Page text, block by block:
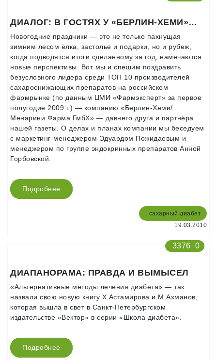
ДИАЛОГ: В ГОСТЯХ У «БЕРЛИН-ХЕМИ»…
Новогодние праздники — это не только пахнущая
зимним лесом ёлка, застолье и подарки, но и рубеж,
когда подводятся итоги сделанному за год, намечаются
новые перспективы. Вот мы и спешим поздравить
безусловного лидера среди ТОП 10 производителей
сахароснижающих препаратов на российском
фармрынке (по данным ЦМИ «Фармэксперт» за первое
полугодие 2009 г.) — компанию «Берлин-Хеми/
Менарини Фарма ГмбХ» — давнего друга и партнёра
нашей газеты. О делах и планах компании мы беседуем
с маркетинг-менеджером Эдуардом Пожидаевым и
менеджером по группе эндокринных препаратов Анной
Горбовской.
Подробнее
сахарный диабет
19.03.2010
3376 0
ДИАПАНОРАМА: ПРАВДА И ВЫМЫСЕЛ
«Альтернативные методы лечения диабета» — так
назвали свою новую книгу Х.Астамирова и М.Ахманов,
которая вышла в свет в Санкт-Петербургском
издательстве «Вектор» в серии «Школа диабета».
Подробнее